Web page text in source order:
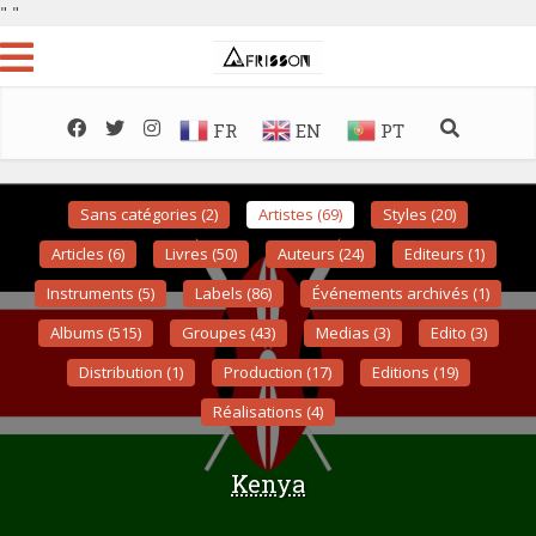
" "
FR EN PT
Sans catégories (2) Artistes (69)
Styles (20)
Articles (6)
Livres (50) Auteurs (24)
Editeurs (1)
Instruments (5)
Labels (86)
Événements archivés (1)
Albums (515)
Groupes (43) Medias (3)
Edito (3)
Distribution (1)
Production (17)
Editions (19)
Réalisations (4)
Kenya